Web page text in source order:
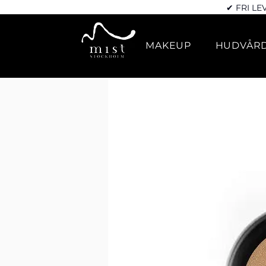
✔ FRI
MAKEUP